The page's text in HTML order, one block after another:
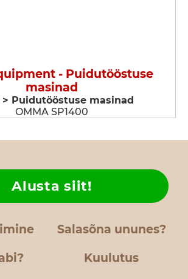
- Puidutööstuse
masinad
Puidutööstuse masinad
OMMA SP1400
Salasõna ununes?
Alusta siit!
Kuulutus